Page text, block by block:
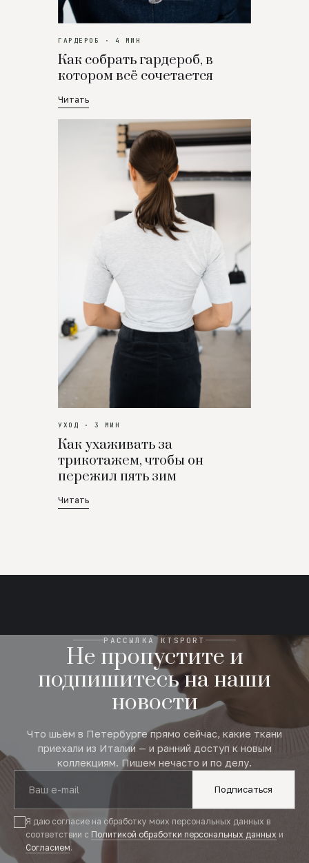
ГАРДЕРОБ · 4 МИН
Как собрать гардероб, в
котором всё сочетается
Читать
УХОД · 3 МИН
Как ухаживать за
трикотажем, чтобы он
пережил пять зим
Читать
РАССЫЛКА KTSPORT
Не пропустите и
подпишитесь на наши
новости
Что шьём в Петербурге прямо сейчас, какие ткани
приехали из Италии — и ранний доступ к новым
коллекциям. Пишем нечасто и по делу.
Подписаться
Я даю согласие на обработку моих персональных данных в
соответствии с Политикой обработки персональных данных и
Согласием.